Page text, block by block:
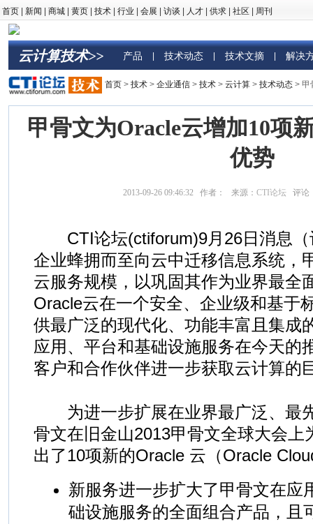
首页 新闻 商城 黄页 技术 行业 会展 访谈 人才 供求 社区 周刊
云计算技术>> 产品 技术动态 技术文摘 解决
首页 > 技术 > 企业通信 > 技术 > 云计算 > 技术动态 > 甲
甲骨文为Oracle云增加10项
优势
2013-09-26 09:46:32 作者： 来源： CTI论坛 评论
CTI论坛(ctiforum)9月26日消息（
企业蜂拥而至向云中迁移信息系统，
云服务规模，以巩固其作为业界最全
Oracle云在一个安全、企业级和基于
供最广泛的现代化、功能丰富且集成
应用、平台和基础设施服务在今天的
客户和合作伙伴进一步获取云计算的
为进一步扩展在业界最广泛、最
骨文在旧金山2013甲骨文全球大会上
出了10项新的Oracle 云（Oracle
新服务进一步扩大了甲骨文在应
础设施服务的全面组合产品，且